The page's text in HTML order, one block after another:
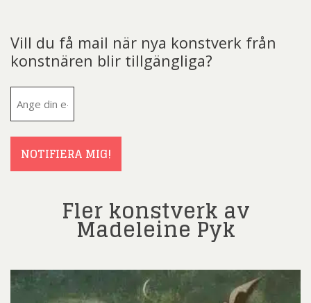
Vill du få mail när nya konstverk från
konstnären blir tillgängliga?
NOTIFIERA MIG!
Fler konstverk av
Madeleine Pyk